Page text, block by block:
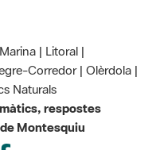
respostes
Montesquiu